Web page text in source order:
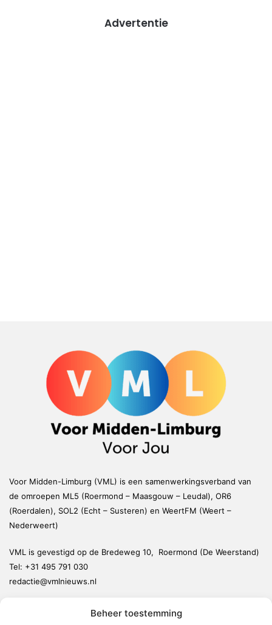
Beheer toestemming
Advertentie
Voor Midden-Limburg (VML) is een samenwerkingsverband van
de omroepen ML5 (Roermond – Maasgouw – Leudal), OR6
(Roerdalen), SOL2 (Echt – Susteren) en WeertFM (Weert –
Nederweert)
VML is gevestigd op de Bredeweg 10, Roermond (De Weerstand)
Tel: +31 495 791 030
redactie@vmlnieuws.nl